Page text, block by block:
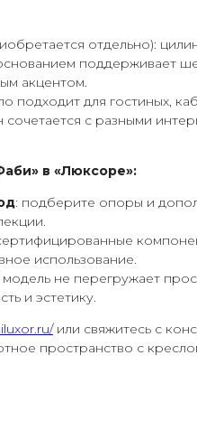
отдельно):
поддерживает
акцентом.
подходит для гостиных,
с разными
в «Люксоре»:
: подберите опоры и
использование.
модель не перегружает
и эстетику.
или свяжитесь с
пространство с